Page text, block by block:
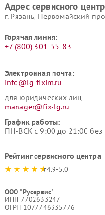
Адрес сервисного
г. Рязань, Первомайский
Горячая линия:
+7 (800) 301-55-83
Электронная почта:
info@lg-fixim.ru
для юридических лиц
manager@fix-lg.ru
График работы:
ПН-ВСК с 9:00 до 21:00
Рейтинг сервисного центра
4.9-5.0
ООО "Русервис"
ИНН 7702633247
ОГРН 1077746335776